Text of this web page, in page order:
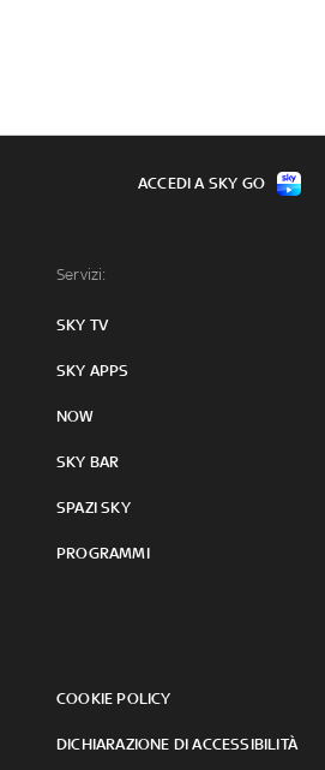
Servizi:
SKY TV
SKY APPS
NOW
SKY BAR
SPAZI SKY
PROGRAMMI
COOKIE POLICY
DICHIARAZIONE DI ACCESSIBILITÀ
ACCEDI A SKY GO